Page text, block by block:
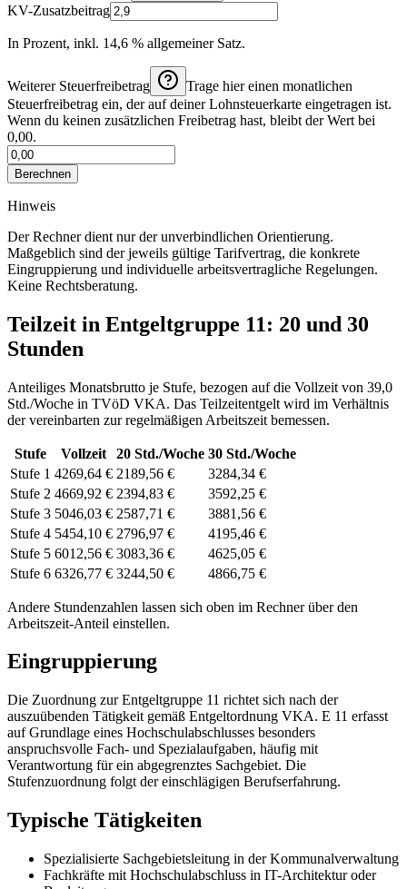
KV-Zusatzbeitrag
In Prozent, inkl. 14,6 % allgemeiner Satz.
Weiterer Steuerfreibetrag
Trage hier einen monatlichen
Steuerfreibetrag ein, der auf deiner Lohnsteuerkarte eingetragen ist.
Wenn du keinen zusätzlichen Freibetrag hast, bleibt der Wert bei
0,00.
Berechnen
Hinweis
Der Rechner dient nur der unverbindlichen Orientierung.
Maßgeblich sind der jeweils gültige Tarifvertrag, die konkrete
Eingruppierung und individuelle arbeitsvertragliche Regelungen.
Keine Rechtsberatung.
Teilzeit in Entgeltgruppe 11: 20 und 30
Stunden
Anteiliges Monatsbrutto je Stufe, bezogen auf die Vollzeit von 39,0
Std./Woche in TVöD VKA. Das Teilzeitentgelt wird im Verhältnis
der vereinbarten zur regelmäßigen Arbeitszeit bemessen.
Stufe Vollzeit 20 Std./Woche 30 Std./Woche
Stufe 1 4269,64 € 2189,56 €
3284,34 €
Stufe 2 4669,92 € 2394,83 €
3592,25 €
Stufe 3 5046,03 € 2587,71 €
3881,56 €
Stufe 4 5454,10 € 2796,97 €
4195,46 €
Stufe 5 6012,56 € 3083,36 €
4625,05 €
Stufe 6 6326,77 € 3244,50 € 4866,75 €
Andere Stundenzahlen lassen sich oben im Rechner über den
Arbeitszeit-Anteil einstellen.
Eingruppierung
Die Zuordnung zur Entgeltgruppe 11 richtet sich nach der
auszuübenden Tätigkeit gemäß Entgeltordnung VKA. E 11 erfasst
auf Grundlage eines Hochschulabschlusses besonders
anspruchsvolle Fach- und Spezialaufgaben, häufig mit
Verantwortung für ein abgegrenztes Sachgebiet. Die
Stufenzuordnung folgt der einschlägigen Berufserfahrung.
Typische Tätigkeiten
Spezialisierte Sachgebietsleitung in der Kommunalverwaltung
Fachkräfte mit Hochschulabschluss in IT-Architektur oder